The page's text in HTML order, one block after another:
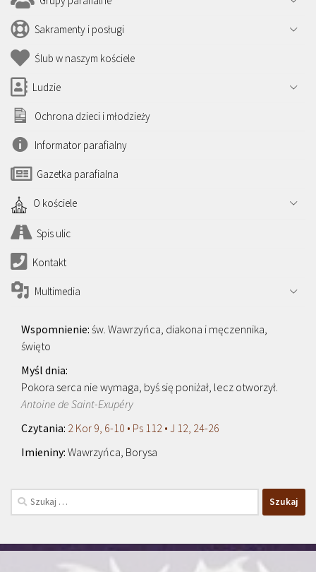
Sakramenty i posługi
Ślub w naszym kościele
Ludzie
Ochrona dzieci i młodzieży
Informator parafialny
Gazetka parafialna
O kościele
Spis ulic
Kontakt
Multimedia
św. Wawrzyńca, diakona i męczennika,
święto
Pokora serca nie wymaga, byś się poniżał, lecz otworzył.
Antoine de Saint-Exupéry
2 Kor 9, 6-10 • Ps 112 • J 12, 24-26
Wawrzyńca, Borysa
Szukaj: